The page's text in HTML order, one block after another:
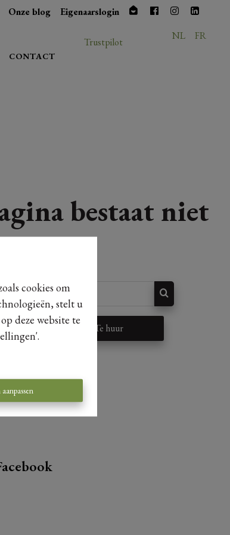
cookies om
stelt u
deze website te
Onze blog Eigenaarslogin
CONTACT
NL FR
Trustpilot
bestaat niet
meer
Te huur